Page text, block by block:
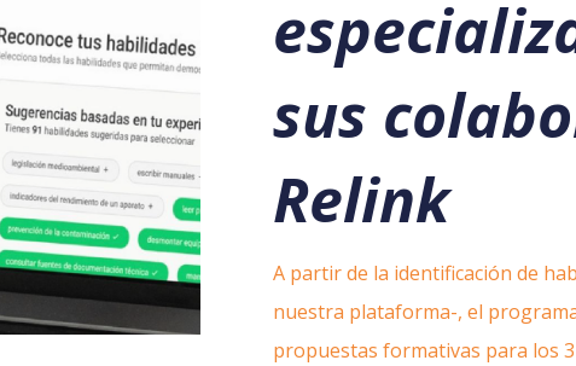
sus
Relink
A partir de la identificación de
nuestra plataforma-, el
propuestas formativas para los